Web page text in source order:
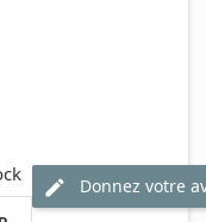
Donnez votre